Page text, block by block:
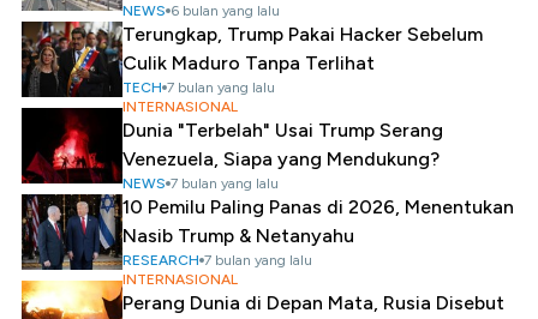
NEWS 6 bulan yang lalu
Terungkap, Trump Pakai Hacker Sebelum
Culik Maduro Tanpa Terlihat
TECH 7 bulan yang lalu
INTERNASIONAL
Dunia "Terbelah" Usai Trump Serang
Venezuela, Siapa yang Mendukung?
NEWS 7 bulan yang lalu
10 Pemilu Paling Panas di 2026, Menentukan
Nasib Trump & Netanyahu
RESEARCH 7 bulan yang lalu
INTERNASIONAL
Perang Dunia di Depan Mata, Rusia Disebut